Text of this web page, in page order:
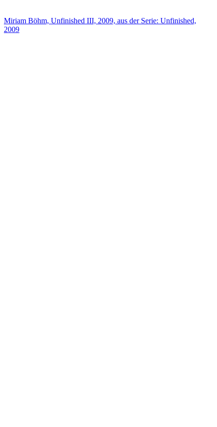
Miriam Böhm, Unfinished III, 2009, aus der Serie: Unfinished,
2009